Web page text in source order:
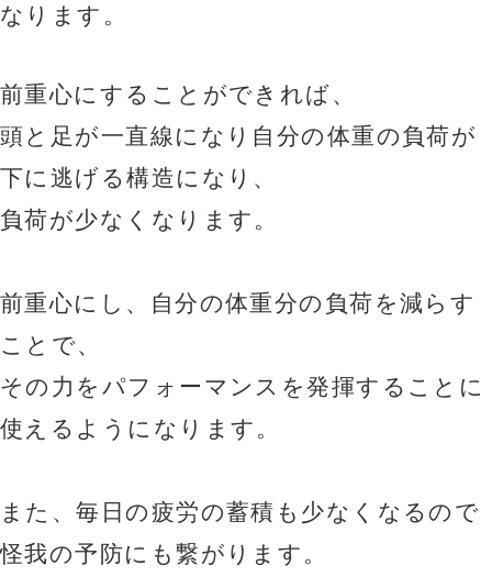
なります。
前重心にすることができれば、
頭と足が一直線になり自分の体重の負荷が
下に逃げる構造になり、
負荷が少なくなります。
前重心にし、自分の体重分の負荷を減らす
ことで、
その力をパフォーマンスを発揮することに
使えるようになります。
また、毎日の疲労の蓄積も少なくなるので
怪我の予防にも繋がります。